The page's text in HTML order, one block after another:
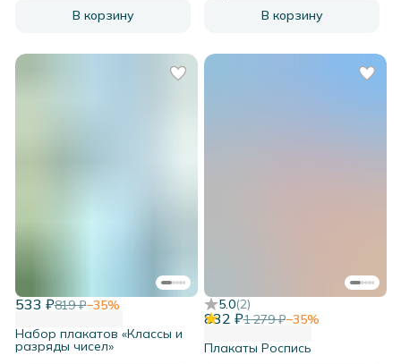
В корзину
В корзину
533 ₽819 ₽−35%
Набор плакатов «Классы и
разряды чисел»
5.0(2)
832 ₽1 279 ₽−35%
Плакаты Роспись